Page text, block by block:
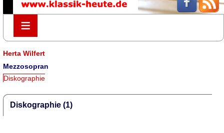
≡
≡
Herta Wilfert
Mezzosopran
Diskographie
Diskographie (1)